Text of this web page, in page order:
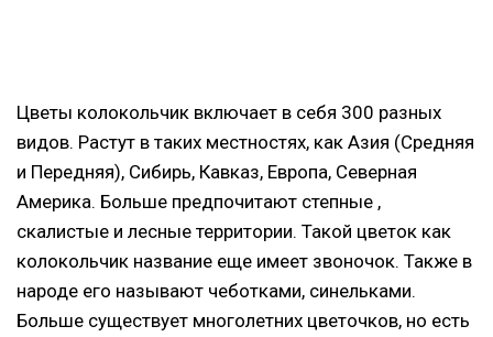
Цветы колокольчик включает в себя 300 разных
видов. Растут в таких местностях, как Азия (Средняя
и Передняя), Сибирь, Кавказ, Европа, Северная
Америка. Больше предпочитают степные ,
скалистые и лесные территории. Такой цветок как
колокольчик название еще имеет звоночок. Также в
народе его называют чеботками, синельками.
Больше существует многолетних цветочков, но есть